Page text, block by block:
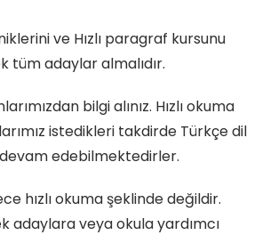
ve Hızlı paragraf kursunu
tüm adaylar almalıdır.
bilgi alınız. Hızlı okuma
istedikleri takdirde Türkçe dil
edebilmektedirler.
hızlı okuma şeklinde değildir.
adaylara veya okula yardımcı